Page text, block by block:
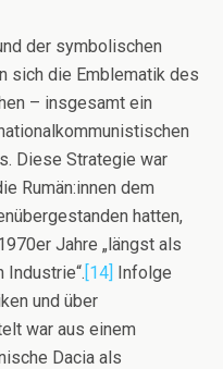
der symbolischen
sich die Emblematik des
– insgesamt ein
Diese Strategie war
Rumän:innen dem
hatten,
Jahre „längst als
Industrie“.[14] Infolge
und über
war aus einem
Dacia als